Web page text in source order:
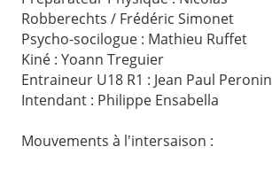
Robberechts / Frédéric Simonet
Psycho-socilogue : Mathieu Ruffet
Kiné : Yoann Treguier
Entraineur U18 R1 : Jean Paul Peronin
Intendant : Philippe Ensabella
Mouvements à l'intersaison :